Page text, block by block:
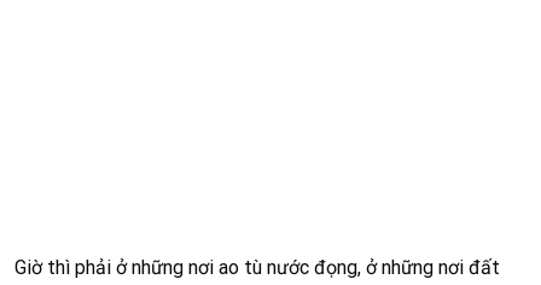
Giờ thì phải ở những nơi ao tù nước đọng, ở những nơi đất